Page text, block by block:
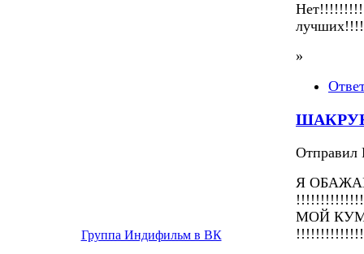
Группа Индифильм в ВК
»
Отправил
Я
МОЙ